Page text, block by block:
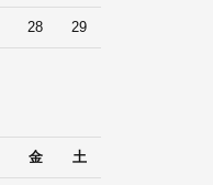
28 29
金 土